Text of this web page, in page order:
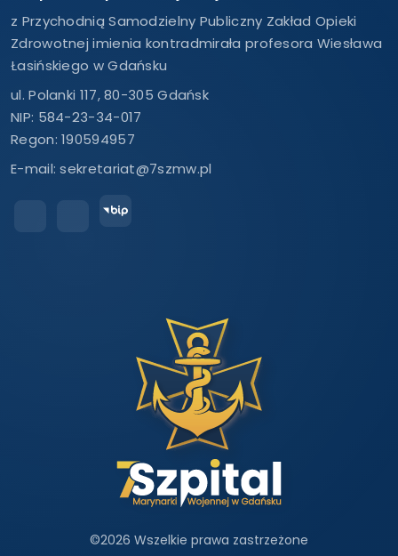
z Przychodnią Samodzielny Publiczny Zakład Opieki
Zdrowotnej imienia kontradmirała profesora Wiesława
Łasińskiego w Gdańsku
ul. Polanki 117, 80-305 Gdańsk
NIP: 584-23-34-017
Regon: 190594957
E-mail:sekretariat@7szmw.pl
©2026 Wszelkie prawa zastrzeżone